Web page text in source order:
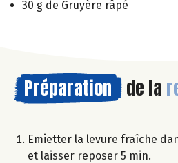
30 g de Gruyère râpé
Préparation de la
Emietter la levure fraîche
et laisser reposer 5 min.